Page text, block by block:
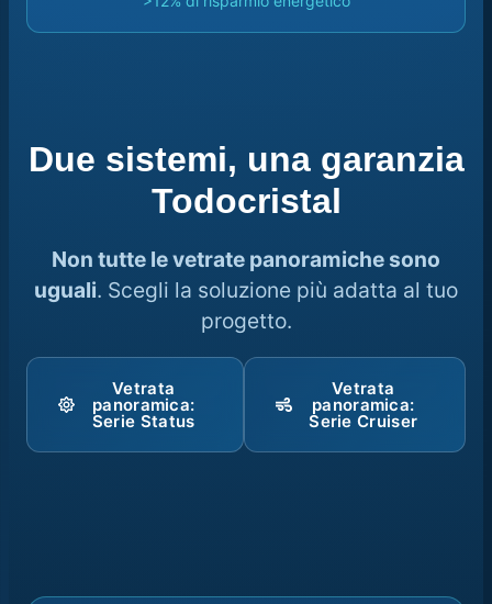
Due sistemi, una garanzia
Todocristal
Non tutte le vetrate panoramiche sono
uguali. Scegli la soluzione più adatta al tuo
progetto.
Vetrata
panoramica:
Serie Status
Vetrata
panoramica:
Serie Cruiser